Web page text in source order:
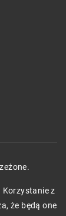
Korzystanie z
że będą one